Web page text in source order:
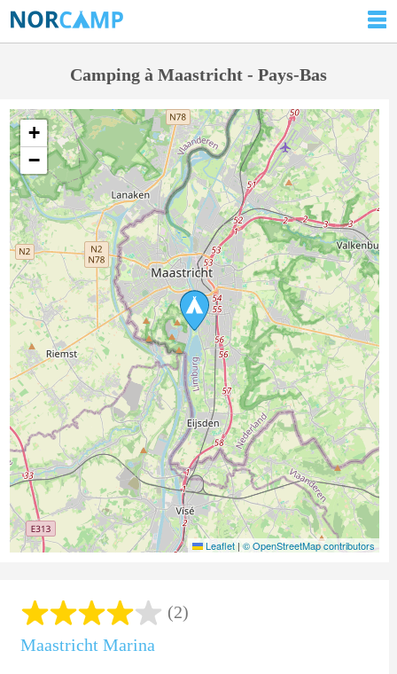
Camping à Maastricht - Pays-Bas
+
−
Leaflet| © OpenStreetMap contributors
(2)
Maastricht Marina